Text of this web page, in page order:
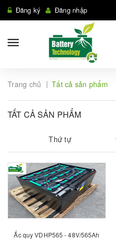
Đăng ký Đăng nhập
Trang chủ | Tất cả sản phẩm
TẤT CẢ SẢN PHẨM
Thứ tự
Ắc quy VDHP565 - 48V/565Ah